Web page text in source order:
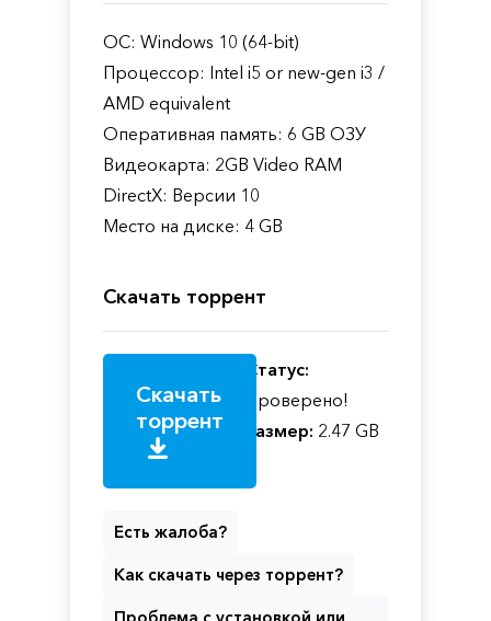
ОС: Windows 10 (64-bit)
Процессор: Intel i5 or new-gen i3 /
AMD equivalent
Оперативная память: 6 GB ОЗУ
Видеокарта: 2GB Video RAM
DirectX: Версии 10
Место на диске: 4 GB
Скачать торрент
Скачать
торрент
Статус:
Проверено!
Размер: 2.47 GB
Есть жалоба?
Как скачать через торрент?